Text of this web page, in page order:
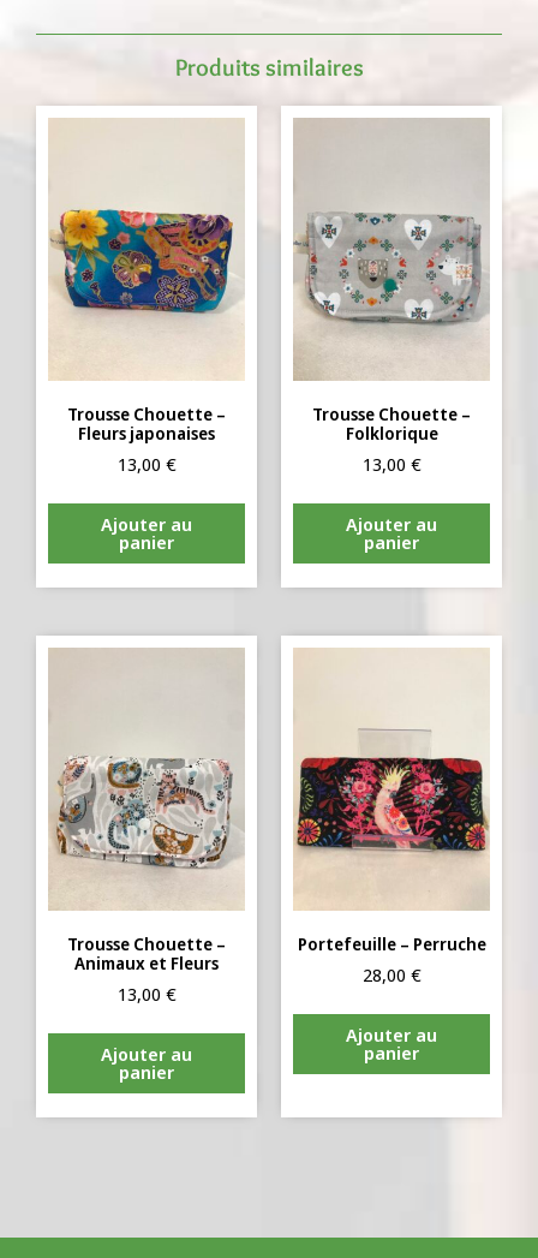
Produits similaires
Trousse Chouette –
Fleurs japonaises
13,00 €
Ajouter au
panier
Trousse Chouette –
Folklorique
13,00 €
Ajouter au
panier
Trousse Chouette –
Animaux et Fleurs
13,00 €
Ajouter au
panier
Portefeuille – Perruche
28,00 €
Ajouter au
panier